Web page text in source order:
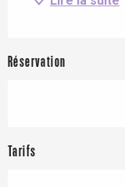
Réservation
Tarifs